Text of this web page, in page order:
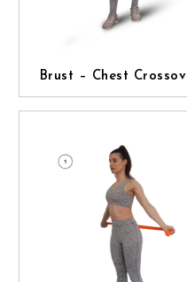
Brust – Chest